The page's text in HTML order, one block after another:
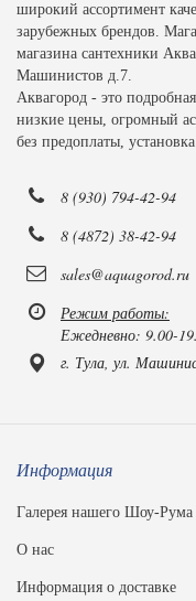
широкий ассортимент
зарубежных брендов.
магазина сантехники
Машинистов д.7.
Аквагород - это
низкие цены, огромный
без предоплаты,
8 (930) 794-42-94
8 (4872) 38-42-94
sales@aquagorod.ru
Режим работы:
Ежедневно: 9.00-
г. Тула, ул.
Информация
Галерея нашего Шоу-Рума
О нас
Информация о доставке